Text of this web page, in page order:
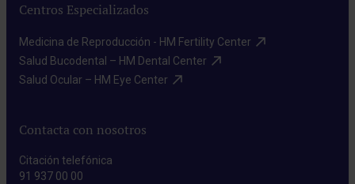
Centros Especializados
Medicina de Reproducción - HM Fertility Center​
Salud Bucodental – HM Dental Center​
Salud Ocular – HM Eye Center​
Contacta con nosotros
Citación telefónica
91 937 00 00